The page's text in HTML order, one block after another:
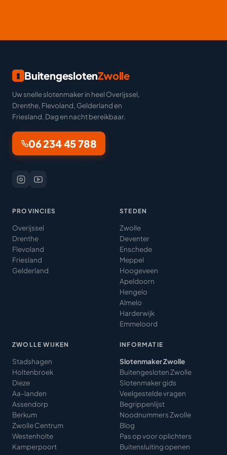
BuitengeslotenZwolle
Uw snelle slotenmaker in heel Overijssel,
Drenthe, Flevoland, Gelderland en
Friesland. Dag en nacht bereikbaar.
06 234 45 788
PROVINCIES
Overijssel
Drenthe
Flevoland
Friesland
Gelderland
STEDEN
Zwolle
Deventer
Enschede
Meppel
Hoogeveen
Apeldoorn
Hengelo
Almelo
Harderwijk
Emmeloord
ZWOLLE WIJKEN
Stadshagen
Holtenbroek
Dieze
Aa-landen
Assendorp
Berkum
Zwolle Centrum
Westenholte
Kamperpoort
INFORMATIE
Slotenmaker Zwolle
Buitengesloten Zwolle
Slotenmaker gids
Veelgestelde vragen
Begrippenlijst
Noodnummers Zwolle
Blog
Pas op voor oplichters
Buitensluiting openen